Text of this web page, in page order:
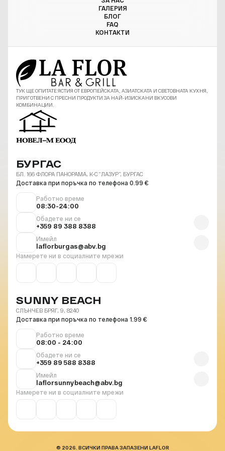
ГАЛЕРИЯ
БЛОГ
FAQ
КОНТАКТИ
ТУК ЩЕ ОПИТАТЕ ЯСТИЯ ОТ ЕВРОПЕЙСКАТА, АЗИАТСКАТА И СВЕТОВНАТА КУХНЯ,
ПРИГОТВЕНИ С ПРЕСНИ ПРОДУКТИ ЗА НАЙ-ИЗИСКАНИ ВКУСОВИ
КОМБИНАЦИИ.
БУРГАС
БЛ. 166 ФЛОРА ПАНОРАМА, К-С “ЛАЗУР”, БУРГАС
Доставка при поръчка по телефона 0.99 €
Работно време
08:30-24:00
Обадете ни се
+359 89 388 8388
Имейл
laflorburgas@abv.bg
Намерете ни в социалните мрежи
SUNNY BEACH
СЛЪНЧЕВ БРЯГ, 9, 8240
Доставка при поръчка по телефона 1.99 €
Работно време
08:00 - 24:00
Обадете ни се
+359 89 588 8388
Имейл
laflorsunnybeach@abv.bg
Намерете ни в социалните мрежи
© 2026. ВСИЧКИ ПРАВА ЗАПАЗЕНИ LAFLOR